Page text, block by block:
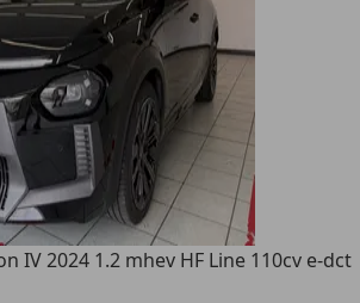
IV 2024 1.2 mhev HF Line 110cv e-dct